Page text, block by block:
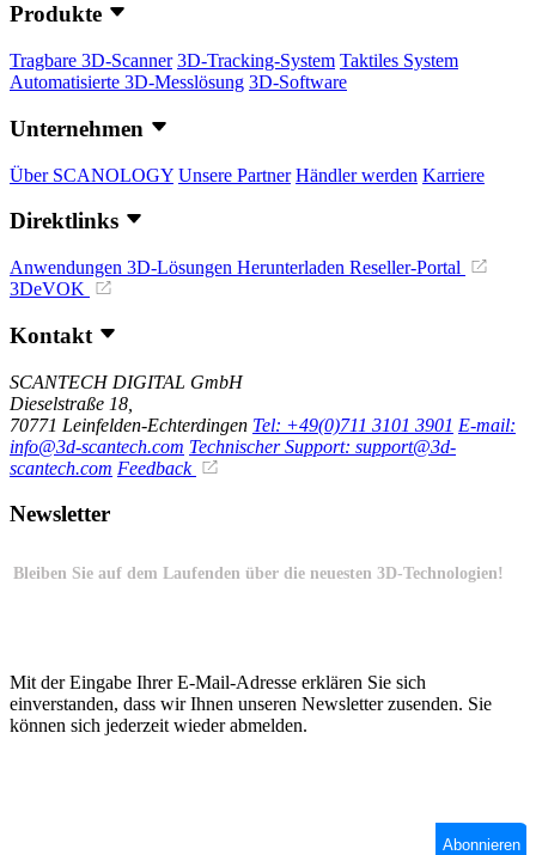
Produkte
Tragbare 3D-Scanner 3D-Tracking-System Taktiles System
Automatisierte 3D-Messlösung 3D-Software
Unternehmen
Über SCANOLOGY Unsere Partner Händler werden Karriere
Direktlinks
Anwendungen 3D-Lösungen Herunterladen Reseller-Portal
3DeVOK
Kontakt
SCANTECH DIGITAL GmbH
Dieselstraße 18,
70771 Leinfelden-Echterdingen Tel: +49(0)711 3101 3901 E-mail:
info@3d-scantech.com Technischer Support: support@3d-
scantech.com Feedback
Newsletter